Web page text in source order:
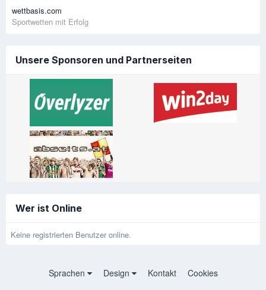
wettbasis.com
Sportwetten mit Erfolg
Unsere Sponsoren und Partnerseiten
Wer ist Online
Keine registrierten Benutzer online.
Sprachen Design Kontakt Cookies